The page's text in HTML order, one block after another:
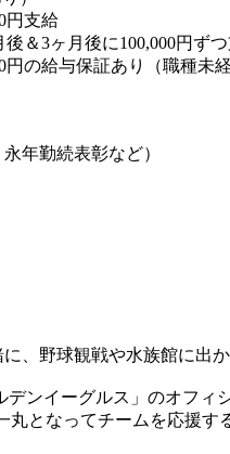
円支給
＆3ヶ月後に100,000円ずつ
の給与保証あり（職種未経
年勤続表彰など）
、野球観戦や水族館に出
ンイーグルス」のオフィ
となってチームを応援す